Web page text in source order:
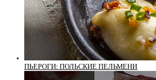
ПЬЕРОГИ: ПОЛЬСКИЕ ПЕЛЬМЕНИ